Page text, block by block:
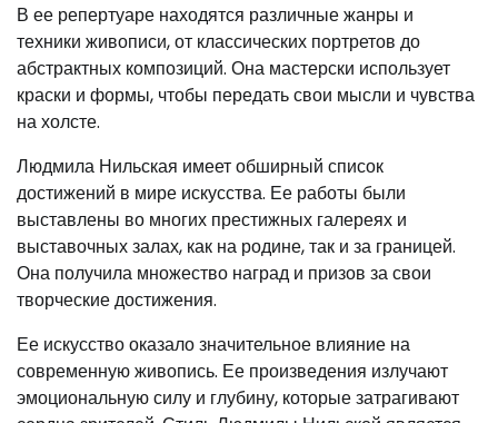
В ее репертуаре находятся различные жанры и
техники живописи, от классических портретов до
абстрактных композиций. Она мастерски использует
краски и формы, чтобы передать свои мысли и чувства
на холсте.
Людмила Нильская имеет обширный список
достижений в мире искусства. Ее работы были
выставлены во многих престижных галереях и
выставочных залах, как на родине, так и за границей.
Она получила множество наград и призов за свои
творческие достижения.
Ее искусство оказало значительное влияние на
современную живопись. Ее произведения излучают
эмоциональную силу и глубину, которые затрагивают